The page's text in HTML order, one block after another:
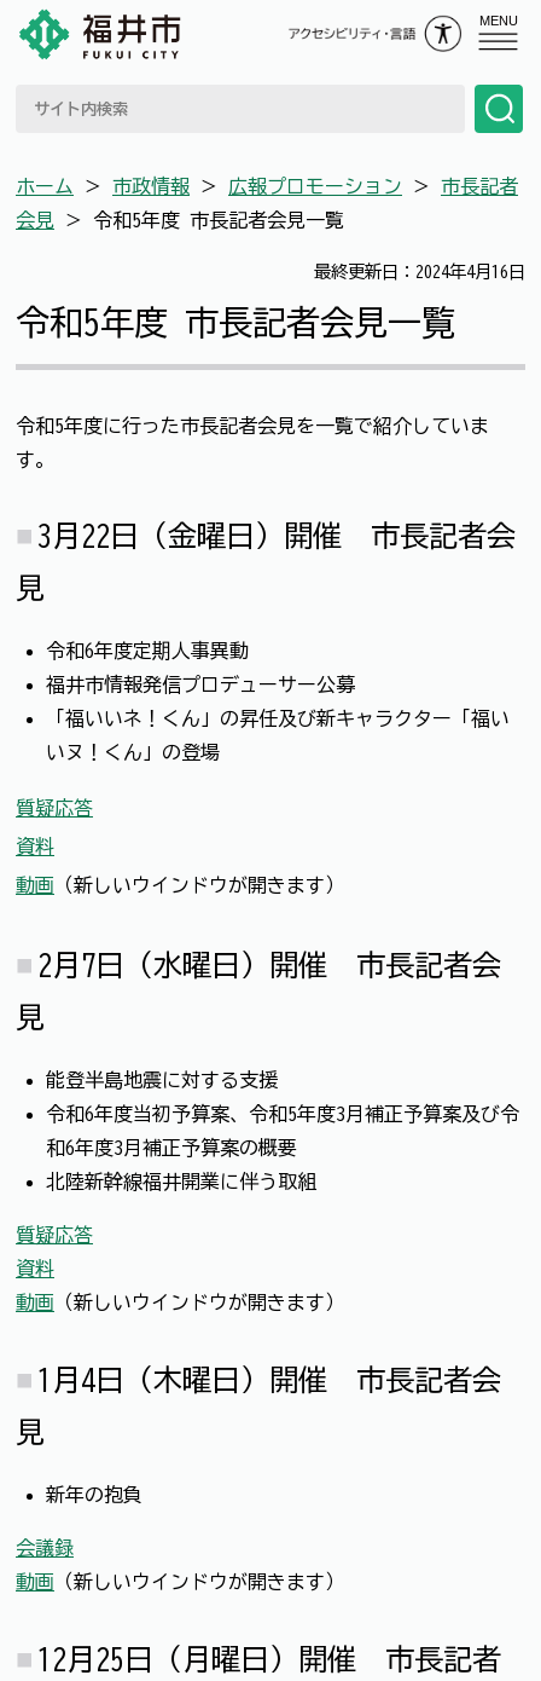
MENU
ホーム ＞ 市政情報 ＞ 広報プロモーション ＞ 市長記者
会見 ＞ 令和5年度 市長記者会見一覧
最終更新日：2024年4月16日
令和5年度 市長記者会見一覧
令和5年度に行った市長記者会見を一覧で紹介していま
す。
3月22日（金曜日）開催 市長記者会
見
令和6年度定期人事異動
福井市情報発信プロデューサー公募
「福いいネ！くん」の昇任及び新キャラクター「福い
いヌ！くん」の登場
質疑応答
資料
動画 （新しいウインドウが開きます）
2月7日（水曜日）開催 市長記者会
見
能登半島地震に対する支援
令和6年度当初予算案、令和5年度3月補正予算案及び令
和6年度3月補正予算案の概要
北陸新幹線福井開業に伴う取組
質疑応答
資料
動画 （新しいウインドウが開きます）
1月4日（木曜日）開催 市長記者会
見
新年の抱負
会議録
動画 （新しいウインドウが開きます）
12月25日（月曜日）開催 市長記者